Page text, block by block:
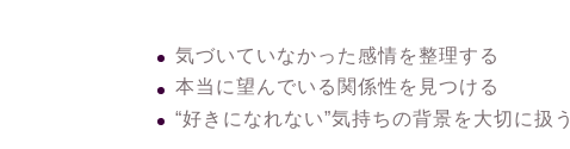
気づいていなかった感情を整理する
本当に望んでいる関係性を見つける
“好きになれない”気持ちの背景を大切に扱う